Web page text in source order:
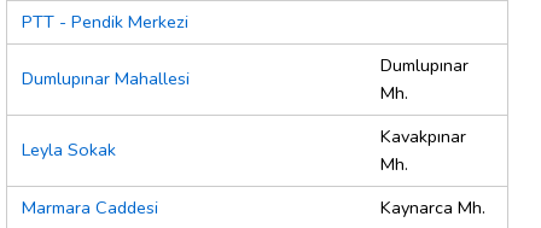
PTT - Pendik Merkezi
Dumlupınar Mahallesi
Dumlupınar
Mh.
Leyla Sokak
Kavakpınar
Mh.
Marmara Caddesi
Kaynarca Mh.